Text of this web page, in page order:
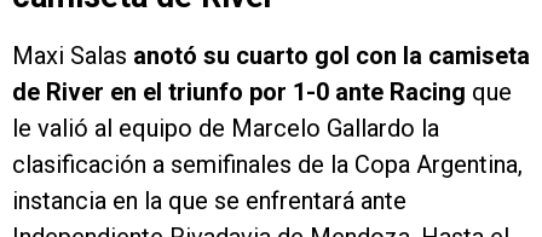
Maxi Salas anotó su cuarto gol con la camiseta
de River en el triunfo por 1-0 ante Racing que
le valió al equipo de Marcelo Gallardo la
clasificación a semifinales de la Copa Argentina,
instancia en la que se enfrentará ante